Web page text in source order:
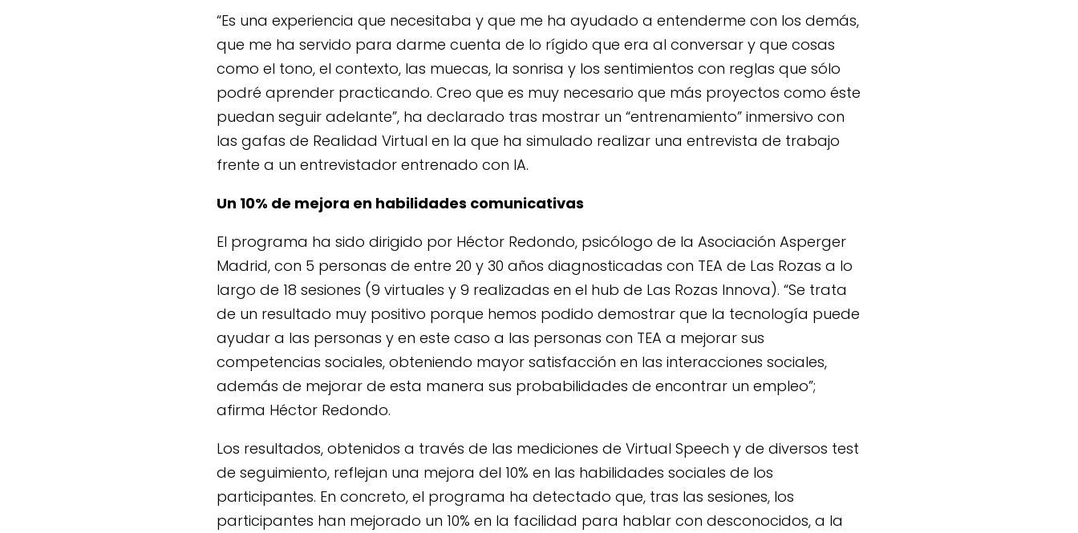
“Es una experiencia que necesitaba y que me ha ayudado a entenderme con los demás,
que me ha servido para darme cuenta de lo rígido que era al conversar y que cosas
como el tono, el contexto, las muecas, la sonrisa y los sentimientos con reglas que sólo
podré aprender practicando. Creo que es muy necesario que más proyectos como éste
puedan seguir adelante”, ha declarado tras mostrar un “entrenamiento” inmersivo con
las gafas de Realidad Virtual en la que ha simulado realizar una entrevista de trabajo
frente a un entrevistador entrenado con IA.
Un 10% de mejora en habilidades comunicativas
El programa ha sido dirigido por Héctor Redondo, psicólogo de la Asociación Asperger
Madrid, con 5 personas de entre 20 y 30 años diagnosticadas con TEA de Las Rozas a lo
largo de 18 sesiones (9 virtuales y 9 realizadas en el hub de Las Rozas Innova). “Se trata
de un resultado muy positivo porque hemos podido demostrar que la tecnología puede
ayudar a las personas y en este caso a las personas con TEA a mejorar sus
competencias sociales, obteniendo mayor satisfacción en las interacciones sociales,
además de mejorar de esta manera sus probabilidades de encontrar un empleo”;
afirma Héctor Redondo.
Los resultados, obtenidos a través de las mediciones de Virtual Speech y de diversos test
de seguimiento, reflejan una mejora del 10% en las habilidades sociales de los
participantes. En concreto, el programa ha detectado que, tras las sesiones, los
participantes han mejorado un 10% en la facilidad para hablar con desconocidos, a la